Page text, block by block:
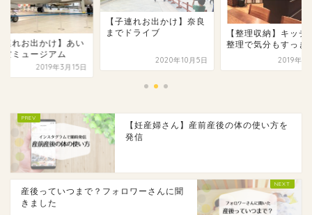
連れお出かけ】あい
空ミュージアム
2019年3月15日
【子連れお出かけ】奈良
までドライブ
2020年10月5日
【整理収納】キッチ
整理で気分もすっき
2019年1
【妊産婦さん】産前産後の体の使い方を
発信
産後っていつまで？フォロワーさんに聞
きました